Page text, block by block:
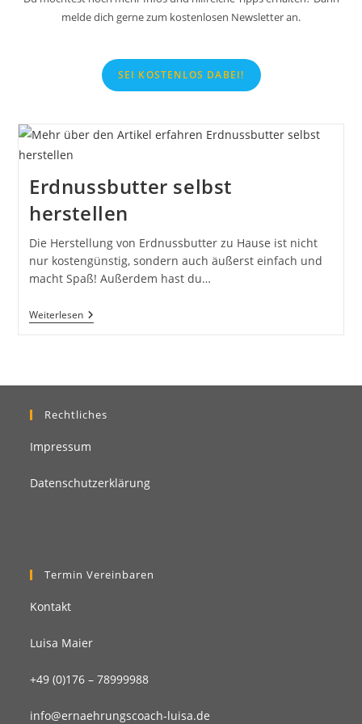
melde dich gerne zum kostenlosen Newsletter an.
SEI KOSTENLOS DABEI!
Erdnussbutter selbst
herstellen
Die Herstellung von Erdnussbutter zu Hause ist nicht
nur kostengünstig, sondern auch äußerst einfach und
macht Spaß! Außerdem hast du…
WeiterlesenErdnussbutter
Selbst
Rechtliches
Impressum
Datenschutzerklärung
Termin Vereinbaren
Kontakt
Luisa Maier
+49 (0)176 – 78999988
info@ernaehrungscoach-luisa.de